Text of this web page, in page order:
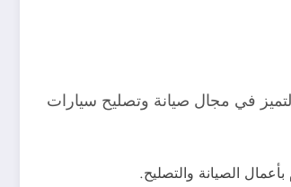
في مجال صيانة وتصليح سيارات
الصيانة والتصليح.